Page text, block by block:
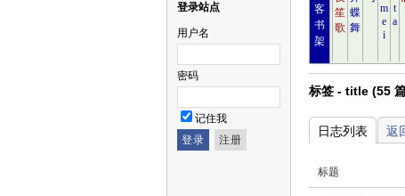
登录站点
用户名
密码
记住我
客
书
架
标签 - title (55
日志列表 返
标题